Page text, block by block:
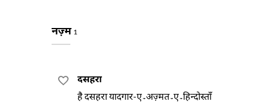
नज़्म 1
दसहरा
है दसहरा यादगार-ए۔अज़्मत۔ए۔हिन्दोस्ताँ